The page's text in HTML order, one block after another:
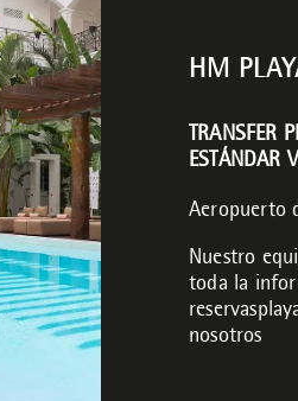
HM
TRANSFER
ESTÁNDAR
Aeropuerto
Nuestro
toda la
nosotros